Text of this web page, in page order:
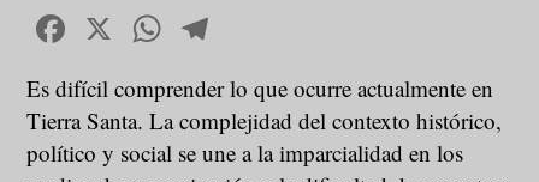
Facebook
X WhatsApp
Es difícil comprender lo que ocurre actualmente en
Tierra Santa. La complejidad del contexto histórico,
político y social se une a la imparcialidad en los